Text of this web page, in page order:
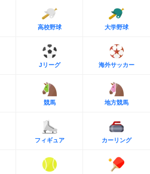
高校野球 大学野球
Jリーグ 海外サッカー
競馬 地方競馬
フィギュア カーリング